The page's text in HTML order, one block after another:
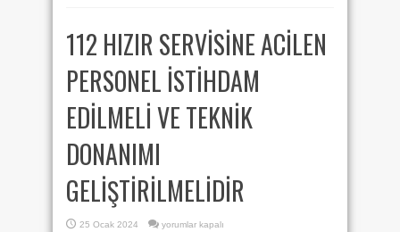
112 HIZIR SERVİSİNE ACİLEN
PERSONEL İSTİHDAM
EDİLMELİ VE TEKNİK
DONANIMI
GELİŞTİRİLMELİDİR
25 Ocak 2024
112
yorumlar kapalı